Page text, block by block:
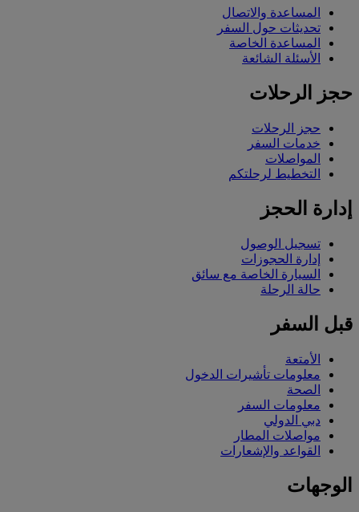
المساعدة والاتصال
تحديثات حول السفر
المساعدة الخاصة
الأسئلة الشائعة
حجز الرحلات
حجز الرحلات
خدمات السفر
المواصلات
التخطيط لرحلتكم
إدارة الحجز
تسجيل الوصول
إدارة الحجوزات
السيارة الخاصة مع سائق
حالة الرحلة
قبل السفر
الأمتعة
معلومات تأشيرات الدخول
الصحة
معلومات السفر
دبي الدولي
مواصلات المطار
القواعد والإشعارات
الوجهات